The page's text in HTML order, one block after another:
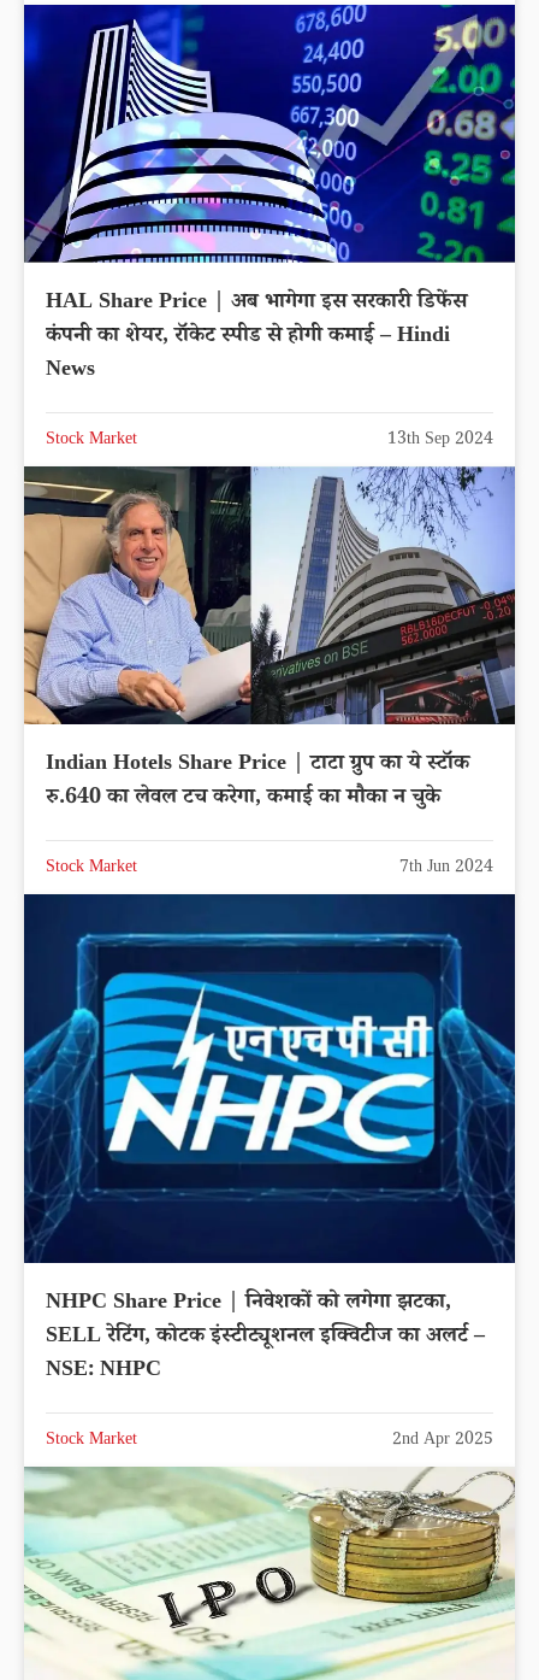
HAL Share Price | अब भागेगा इस सरकारी डिफेंस
कंपनी का शेयर, रॉकेट स्पीड से होगी कमाई – Hindi
News
Stock Market 13th Sep 2024
Indian Hotels Share Price | टाटा ग्रुप का ये स्टॉक
रु.640 का लेवल टच करेगा, कमाई का मौका न चुके
Stock Market 7th Jun 2024
NHPC Share Price | निवेशकों को लगेगा झटका,
SELL रेटिंग, कोटक इंस्टीट्यूशनल इक्विटीज का अलर्ट –
NSE: NHPC
Stock Market 2nd Apr 2025